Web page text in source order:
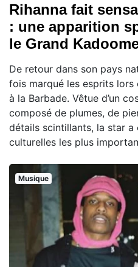
Rihanna fait
: une apparition
le Grand
De retour dans son pays
fois marqué les esprits lors
à la Barbade. Vêtue d’un
composé de plumes, de
détails scintillants, la star a
culturelles les plus
Musique